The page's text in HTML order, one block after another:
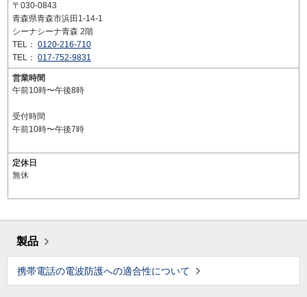
〒030-0843
青森県青森市浜田1-14-1
シーナシーナ青森 2階
TEL： 0120-216-710
TEL： 017-752-9831
営業時間
午前10時〜午後8時
受付時間
午前10時〜午後7時
定休日
無休
製品
携帯電話の電波防護への適合性について